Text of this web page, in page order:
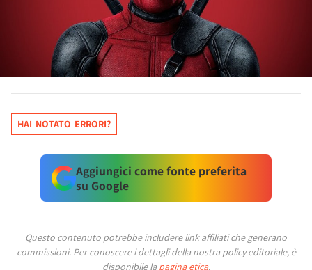
HAI NOTATO ERRORI?
Aggiungici come fonte preferita
su Google
Questo contenuto potrebbe includere link affiliati che generano
commissioni. Per conoscere i dettagli della nostra policy editoriale, è
disponibile la pagina etica.